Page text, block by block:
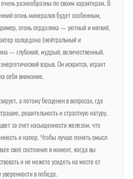
разнообразны по своим характерам. В
огонь минералов будет особенным,
огонь сердолика — уютный и мягкий,
халцедона (нейтральный и
— глубокий, мудрый, величественный.
взрыв. Он искрится, играет
себя внимание.
а потому бесценен в вопросах, где
решительность и страстную натуру.
за счет насыщенности железом, что
и напор. Чтобы лучше понять смысл
своё состояние в момент, когда вы
и не можете усидеть на месте от
в победе.